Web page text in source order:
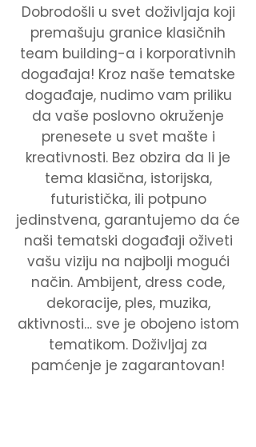
Dobrodošli u svet doživljaja koji
premašuju granice klasičnih
team building-a i korporativnih
događaja! Kroz naše tematske
događaje, nudimo vam priliku
da vaše poslovno okruženje
prenesete u svet mašte i
kreativnosti. Bez obzira da li je
tema klasična, istorijska,
futuristička, ili potpuno
jedinstvena, garantujemo da će
naši tematski događaji oživeti
vašu viziju na najbolji mogući
način. Ambijent, dress code,
dekoracije, ples, muzika,
aktivnosti… sve je obojeno istom
tematikom. Doživljaj za
pamćenje je zagarantovan!